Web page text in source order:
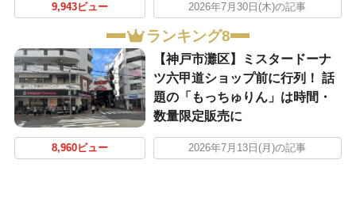
9,943ビュー 2026年7月30日(木)の記事
ランキング8
【神戸市灘区】ミスタードーナ
ツ六甲道ショップ前に行列！ 話
題の「もっちゅりん」は時間・
数量限定販売に
8,960ビュー 2026年7月13日(月)の記事